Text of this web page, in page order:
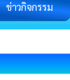
ข่าวกิจกรรม